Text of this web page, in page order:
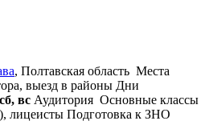
, Полтавская область Места
выезд в районы Дни
вс Аудитория Основные классы
лицеисты Подготовка к ЗНО